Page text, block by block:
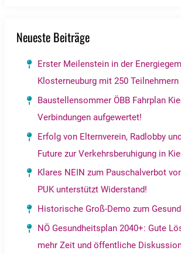
Neueste Beiträge
Erster Meilenstein in der
Klosterneuburg mit 250
Baustellensommer ÖBB Fahrplan
Verbindungen aufgewertet!
Erfolg von Elternverein, Radlobby
Future zur Verkehrsberuhigung in
Klares NEIN zum Pauschalverbot
PUK unterstützt Widerstand!
Historische Groß-Demo zum
NÖ Gesundheitsplan 2040+: Gute
mehr Zeit und öffentliche